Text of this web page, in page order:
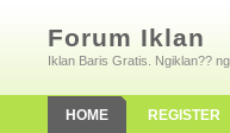
Forum Iklan
Iklan Baris Gratis. Ngiklan??
HOME REGISTER